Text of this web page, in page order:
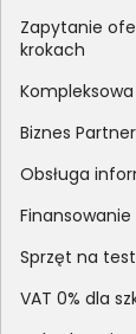
Zapytanie
krokach
Kompleksowa
Biznes Partner
Obsługa
Sprzęt na
VAT 0% dla